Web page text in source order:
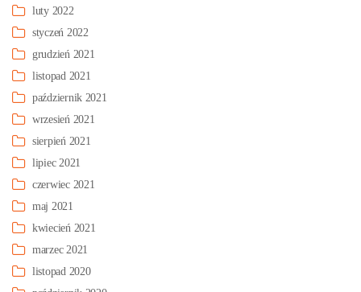
luty 2022
styczeń 2022
grudzień 2021
listopad 2021
październik 2021
wrzesień 2021
sierpień 2021
lipiec 2021
czerwiec 2021
maj 2021
kwiecień 2021
marzec 2021
listopad 2020